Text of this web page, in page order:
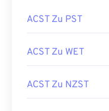
ACST Zu PST
ACST Zu WET
ACST Zu NZST